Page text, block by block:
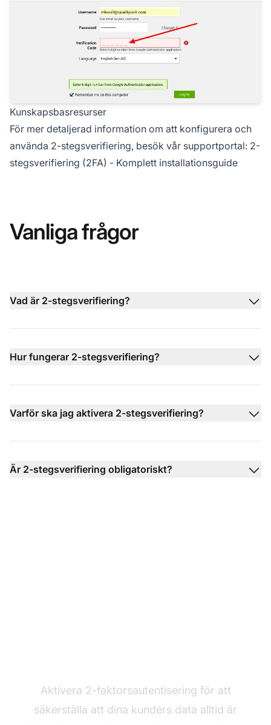
Kunskapsbasresurser
För mer detaljerad information om att konfigurera och
använda 2-stegsverifiering, besök vår supportportal: 2-
stegsverifiering (2FA) - Komplett installationsguide
Vanliga frågor
Vad är 2-stegsverifiering?
Hur fungerar 2-stegsverifiering?
Varför ska jag aktivera 2-stegsverifiering?
Är 2-stegsverifiering obligatoriskt?
Aktivera 2-faktorsautentisering för att
säkerställa att dina kunders data alltid är